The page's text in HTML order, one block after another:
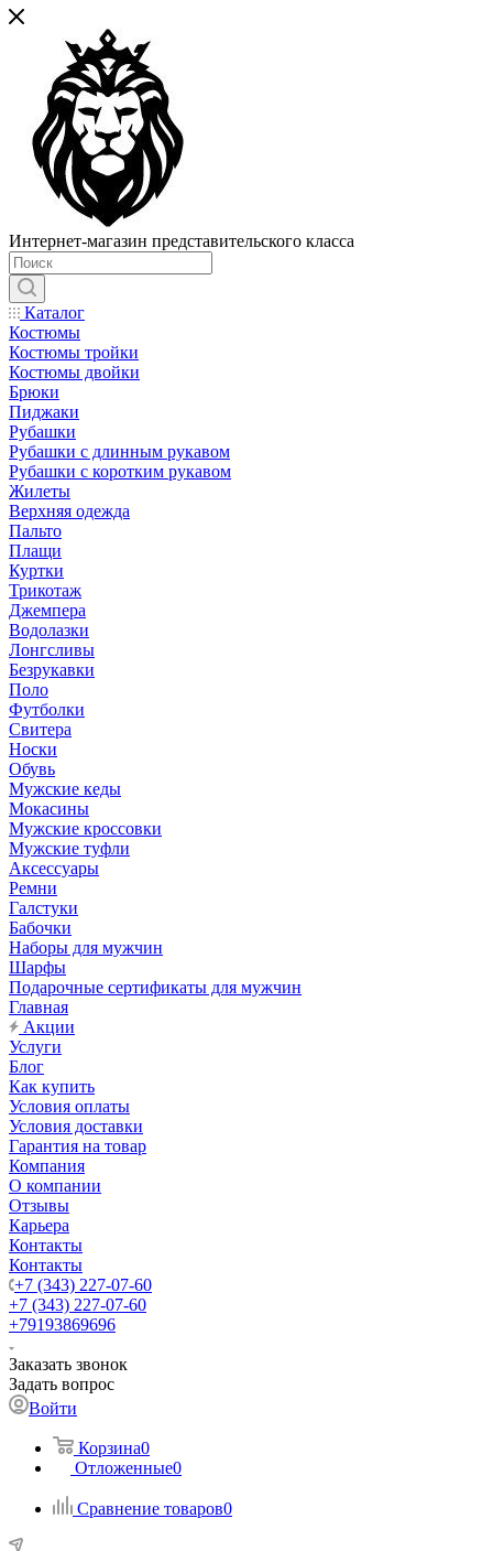
Интернет-магазин представительского класса
Каталог
Костюмы
Костюмы тройки
Костюмы двойки
Брюки
Пиджаки
Рубашки
Рубашки с длинным рукавом
Рубашки с коротким рукавом
Жилеты
Верхняя одежда
Пальто
Плащи
Куртки
Трикотаж
Джемпера
Водолазки
Лонгсливы
Безрукавки
Поло
Футболки
Свитера
Носки
Обувь
Мужские кеды
Мокасины
Мужские кроссовки
Мужские туфли
Аксессуары
Ремни
Галстуки
Бабочки
Наборы для мужчин
Шарфы
Подарочные сертификаты для мужчин
Главная
Акции
Услуги
Блог
Как купить
Условия оплаты
Условия доставки
Гарантия на товар
Компания
О компании
Отзывы
Карьера
Контакты
Контакты
+7 (343) 227-07-60
+7 (343) 227-07-60
+79193869696
Заказать звонок
Задать вопрос
Войти
Корзина0
Отложенные0
Сравнение товаров0